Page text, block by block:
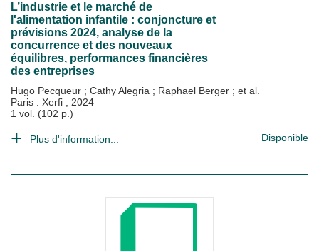
L’industrie et le marché de
l'alimentation infantile : conjoncture et
prévisions 2024, analyse de la
concurrence et des nouveaux
équilibres, performances financières
des entreprises
Hugo Pecqueur ; Cathy Alegria ; Raphael Berger ; et al.
Paris : Xerfi ; 2024
1 vol. (102 p.)
Plus d'information... Disponible